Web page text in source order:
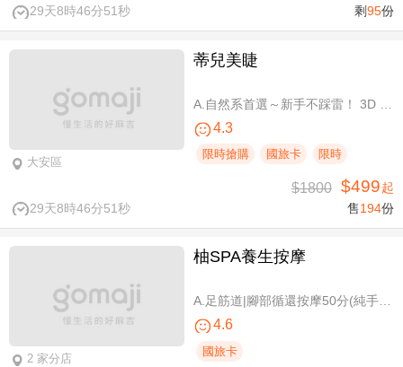
29天8時46分50秒 剩95份
大安區
蒂兒美睫
4.3
限時搶購 國旅卡 限時
29天8時46分50秒
$1800 $499起
售194份
2 家分店
柚SPA養生按摩
4.6
國旅卡